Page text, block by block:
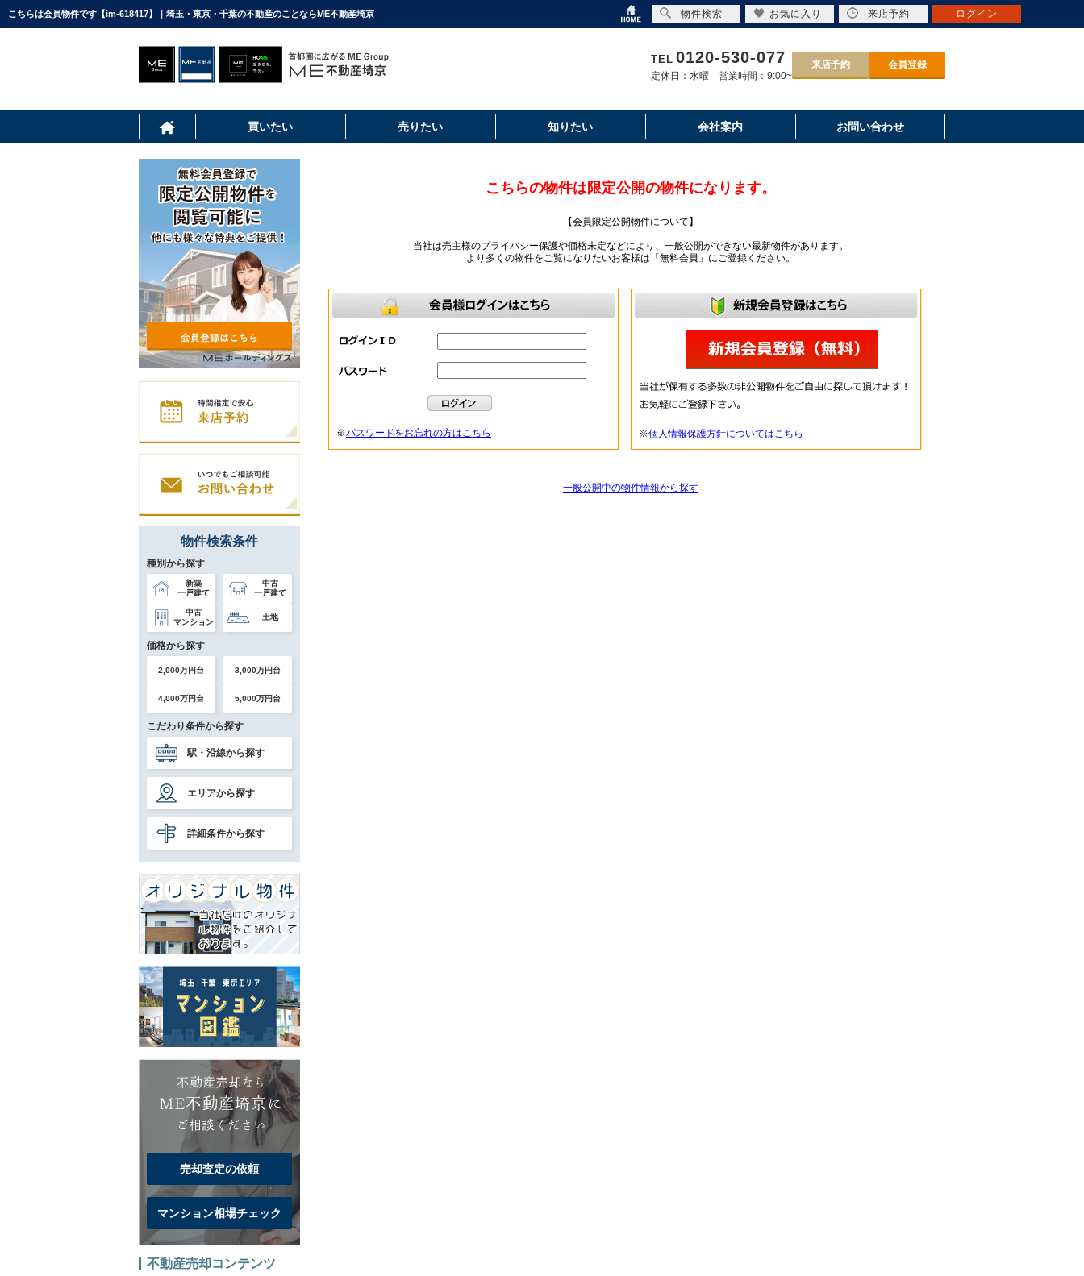
こちらは会員物件です【im-618417】｜埼玉・東京・千葉の不動産のことならME不動産埼京
TEL 0120-530-077
定休日：水曜 営業時間：9:00~
来店予約 会員登録
買いたい 売りたい 知りたい 会社案内 お問い合わせ
こちらの物件は限定公開の物件になります。
【会員限定公開物件について】
当社は売主様のプライバシー保護や価格未定などにより、一般公開ができない最新物件があります。
より多くの物件をご覧になりたいお客様は「無料会員」にご登録ください。
※パスワードをお忘れの方はこちら ※個人情報保護方針についてはこちら
一般公開中の物件情報から探す
物件検索条件
種別から探す
新築
一戸建て
中古
一戸建て
中古
マンション
土地
価格から探す
2,000万円台 3,000万円台
4,000万円台 5,000万円台
こだわり条件から探す
駅・沿線から探す
エリアから探す
詳細条件から探す
売却査定の依頼
マンション相場チェック
不動産売却コンテンツ
物件検索 お気に入り 来店予約 ログイン